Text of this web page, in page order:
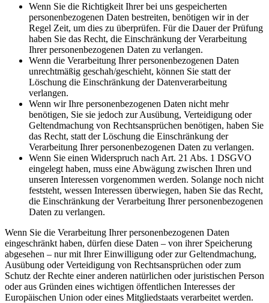
Wenn Sie die Richtigkeit Ihrer bei uns gespeicherten
personenbezogenen Daten bestreiten, benötigen wir in der
Regel Zeit, um dies zu überprüfen. Für die Dauer der Prüfung
haben Sie das Recht, die Einschränkung der Verarbeitung
Ihrer personenbezogenen Daten zu verlangen.
Wenn die Verarbeitung Ihrer personenbezogenen Daten
unrechtmäßig geschah/geschieht, können Sie statt der
Löschung die Einschränkung der Datenverarbeitung
verlangen.
Wenn wir Ihre personenbezogenen Daten nicht mehr
benötigen, Sie sie jedoch zur Ausübung, Verteidigung oder
Geltendmachung von Rechtsansprüchen benötigen, haben Sie
das Recht, statt der Löschung die Einschränkung der
Verarbeitung Ihrer personenbezogenen Daten zu verlangen.
Wenn Sie einen Widerspruch nach Art. 21 Abs. 1 DSGVO
eingelegt haben, muss eine Abwägung zwischen Ihren und
unseren Interessen vorgenommen werden. Solange noch nicht
feststeht, wessen Interessen überwiegen, haben Sie das Recht,
die Einschränkung der Verarbeitung Ihrer personenbezogenen
Daten zu verlangen.
Wenn Sie die Verarbeitung Ihrer personenbezogenen Daten
eingeschränkt haben, dürfen diese Daten – von ihrer Speicherung
abgesehen – nur mit Ihrer Einwilligung oder zur Geltendmachung,
Ausübung oder Verteidigung von Rechtsansprüchen oder zum
Schutz der Rechte einer anderen natürlichen oder juristischen Person
oder aus Gründen eines wichtigen öffentlichen Interesses der
Europäischen Union oder eines Mitgliedstaats verarbeitet werden.